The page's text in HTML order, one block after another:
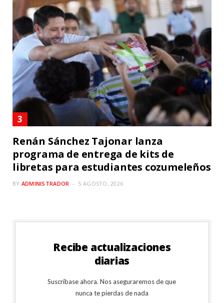
Renán Sánchez Tajonar lanza
programa de entrega de kits de
libretas para estudiantes cozumeleños
BY ADMINISTRADOR 5 AGOSTO, 2026
Recibe actualizaciones
diarias
Suscríbase ahora. Nos aseguraremos de que
nunca te pierdas de nada